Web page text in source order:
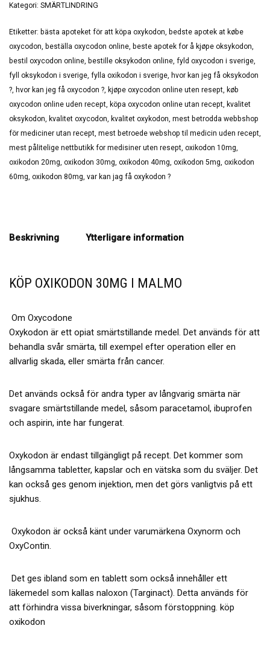
Kategori: SMÄRTLINDRING
Etiketter: bästa apoteket för att köpa oxykodon
bedste apotek at købe
oxycodon
beställa oxycodon online beste apotek for å kjøpe oksykodon
bestil oxycodon online bestille oksykodon online fyld oxycodon i sverige
fyll oksykodon i sverige fylla oxikodon i sverige hvor kan jeg få oksykodon
? hvor kan jeg få oxycodon ? kjøpe oxycodon online uten resept køb
oxycodon online uden recept köpa oxycodon online utan recept kvalitet
oksykodon
kvalitet oxycodon kvalitet oxykodon mest betrodda webbshop
för mediciner utan recept mest betroede webshop til medicin uden recept
mest pålitelige nettbutikk for medisiner uten resept oxikodon 10mg
oxikodon 20mg oxikodon 30mg oxikodon 40mg oxikodon 5mg oxikodon
60mg oxikodon 80mg var kan jag få oxykodon ?
Beskrivning Ytterligare information
KÖP OXIKODON 30MG I MALMO
Om Oxycodone
Oxykodon är ett opiat smärtstillande medel. Det används för att
behandla svår smärta, till exempel efter operation eller en
allvarlig skada, eller smärta från cancer.
Det används också för andra typer av långvarig smärta när
svagare smärtstillande medel, såsom paracetamol, ibuprofen
och aspirin, inte har fungerat.
Oxykodon är endast tillgängligt på recept. Det kommer som
långsamma tabletter, kapslar och en vätska som du sväljer. Det
kan också ges genom injektion, men det görs vanligtvis på ett
sjukhus.
Oxykodon är också känt under varumärkena Oxynorm och
OxyContin.
Det ges ibland som en tablett som också innehåller ett
läkemedel som kallas naloxon (Targinact). Detta används för
att förhindra vissa biverkningar, såsom förstoppning. köp
oxikodon